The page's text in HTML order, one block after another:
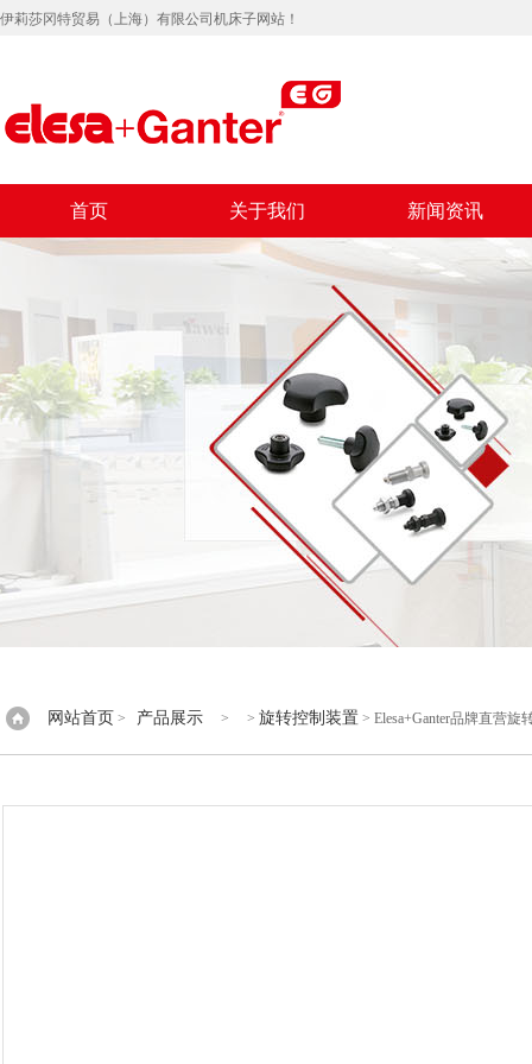
伊莉莎冈特贸易（上海）有限公司机床子网站！
首页 关于我们 新闻资讯
网站首页 > 产品展示 > > 旋转控制装置 > Elesa+Ganter品牌直营